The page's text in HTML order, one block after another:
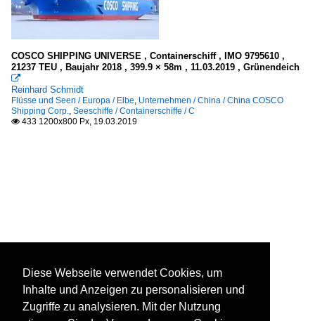
COSCO SHIPPING UNIVERSE , Containerschiff , IMO 9795610 ,
21237 TEU , Baujahr 2018 , 399.9 × 58m , 11.03.2019 , Grünendeich

Reinhard Schmidt
Flüsse und Seen / Europa / Elbe, Unternehmen / China / China COSCO
Shipping Corp., Seeschiffe / Containerschiffe / C
 433 1200x800 Px, 19.03.2019
Diese Webseite verwendet Cookies, um
Inhalte und Anzeigen zu personalisieren und
Zugriffe zu analysieren. Mit der Nutzung